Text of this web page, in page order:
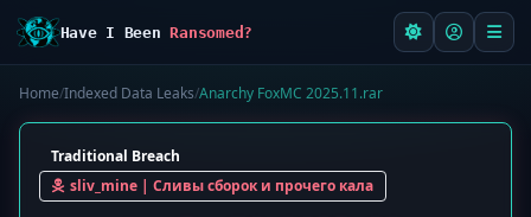
Have I BeenRansomed?
Home/Indexed Data Leaks/Anarchy FoxMC 2025.11.rar
Traditional Breach
sliv_mine | Сливы сборок и прочего кала